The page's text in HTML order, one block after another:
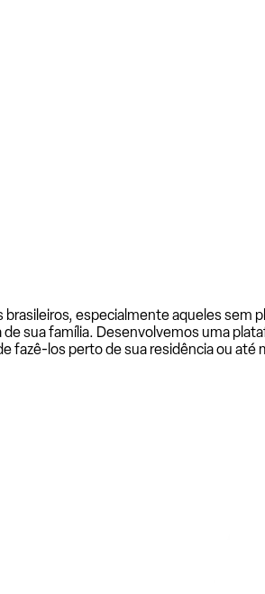
especialmente aqueles sem
sua família. Desenvolvemos uma
fazê-los perto de sua residência ou até